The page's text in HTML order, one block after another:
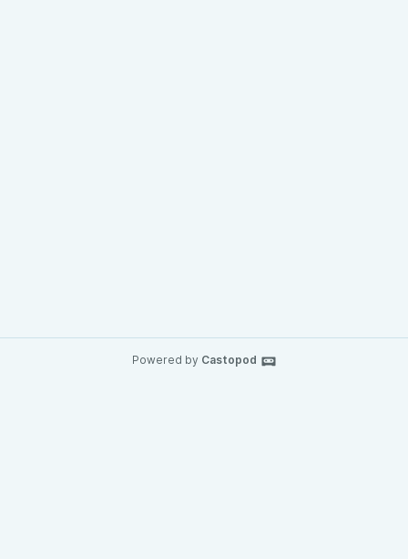
Powered by Castopod